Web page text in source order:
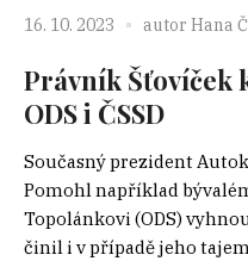
16. 10. 2023 autor Hana
Právník Šťovíček
ODS i ČSSD
Současný prezident
Pomohl například
Topolánkovi (ODS)
činil i v případě jeho